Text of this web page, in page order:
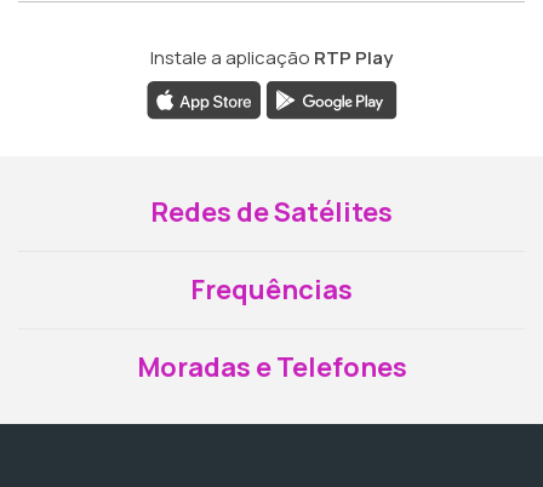
Instale a aplicação RTP Play
Redes de Satélites
Frequências
Moradas e Telefones